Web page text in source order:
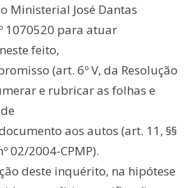
Ministerial José Dantas
1070520 para atuar
feito,
(art. 6º V, da Resolução
e rubricar as folhas e
aos autos (art. 11, §§
02/2004-CPMP).
deste inquérito, na hipótese